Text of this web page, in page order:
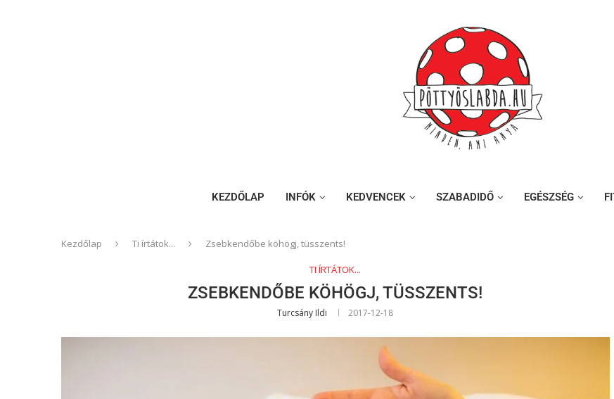
KEZDŐLAP INFÓK KEDVENCEK SZABADIDŐ EGÉSZSÉG
Kezdőlap Ti írtátok... Zsebkendőbe köhögj, tüsszents!
TI ÍRTÁTOK...
ZSEBKENDŐBE KÖHÖGJ, TÜSSZENTS!
Turcsány Ildi 2017-12-18